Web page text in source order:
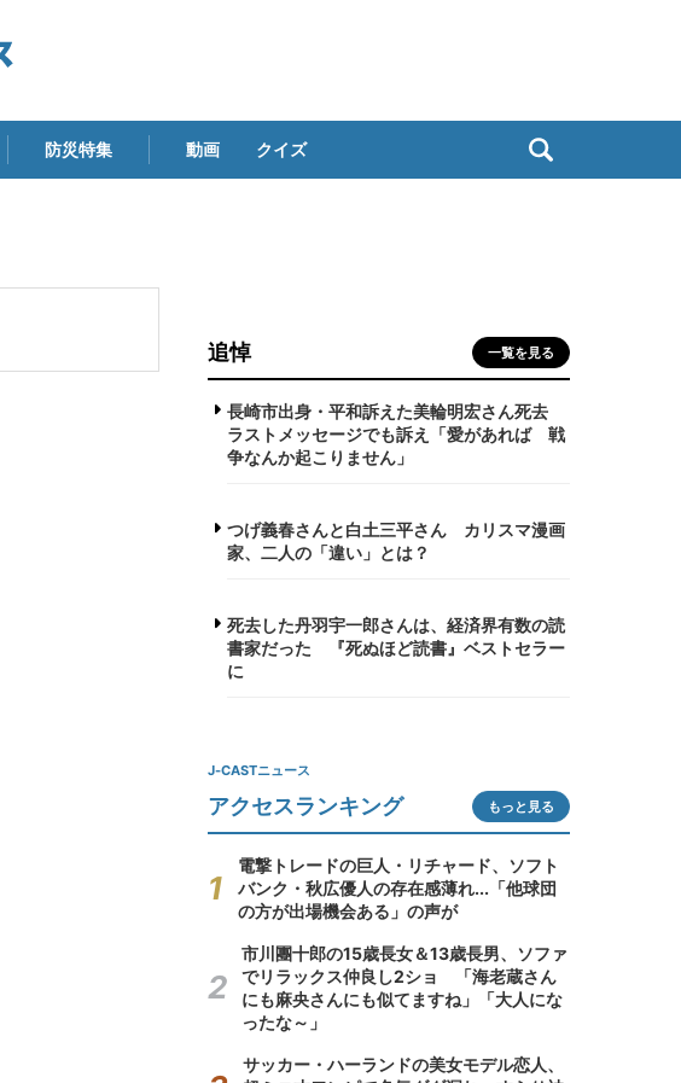
防災特集 動画 クイズ
追悼 一覧を見る
長崎市出身・平和訴えた美輪明宏さん死去
ラストメッセージでも訴え「愛があれば 戦
争なんか起こりません」
つげ義春さんと白土三平さん カリスマ漫画
家、二人の「違い」とは？
死去した丹羽宇一郎さんは、経済界有数の読
書家だった 『死ぬほど読書』ベストセラー
に
J-CASTニュース
アクセスランキング もっと見る
電撃トレードの巨人・リチャード、ソフト
バンク・秋広優人の存在感薄れ...「他球団
の方が出場機会ある」の声が
市川團十郎の15歳長女＆13歳長男、ソファ
でリラックス仲良し2ショ 「海老蔵さん
にも麻央さんにも似てますね」「大人にな
ったな～」
サッカー・ハーランドの美女モデル恋人、